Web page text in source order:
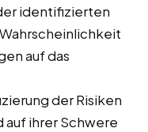
identifizierten
auf das
der Risiken
auf ihrer Schwere